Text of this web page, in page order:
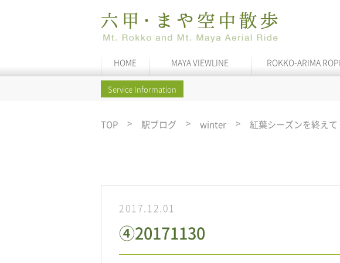
HOME MAYA VIEWLINE ROKKO-ARIMA
Service Information
TOP 駅ブログ winter 紅葉シーズンを終えて
2017.12.01
④20171130